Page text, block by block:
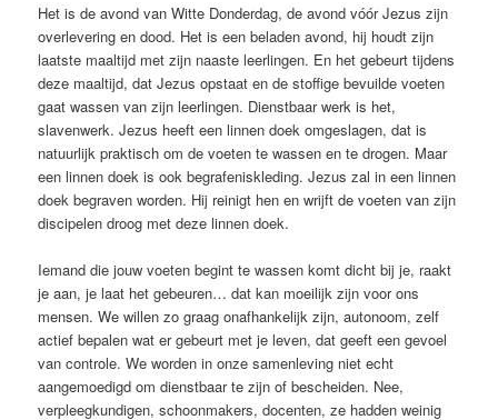
Het is de avond van Witte Donderdag, de avond vóór Jezus zijn
overlevering en dood. Het is een beladen avond, hij houdt zijn
laatste maaltijd met zijn naaste leerlingen. En het gebeurt tijdens
deze maaltijd, dat Jezus opstaat en de stoffige bevuilde voeten
gaat wassen van zijn leerlingen. Dienstbaar werk is het,
slavenwerk. Jezus heeft een linnen doek omgeslagen, dat is
natuurlijk praktisch om de voeten te wassen en te drogen. Maar
een linnen doek is ook begrafeniskleding. Jezus zal in een linnen
doek begraven worden. Hij reinigt hen en wrijft de voeten van zijn
discipelen droog met deze linnen doek.
Iemand die jouw voeten begint te wassen komt dicht bij je, raakt
je aan, je laat het gebeuren… dat kan moeilijk zijn voor ons
mensen. We willen zo graag onafhankelijk zijn, autonoom, zelf
actief bepalen wat er gebeurt met je leven, dat geeft een gevoel
van controle. We worden in onze samenleving niet echt
aangemoedigd om dienstbaar te zijn of bescheiden. Nee,
verpleegkundigen, schoonmakers, docenten, ze hadden weinig